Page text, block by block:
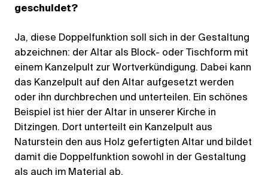
geschuldet?
Ja, diese Doppelfunktion soll sich in der Gestaltung
abzeichnen: der Altar als Block- oder Tischform mit
einem Kanzelpult zur Wortverkündigung. Dabei kann
das Kanzelpult auf den Altar aufgesetzt werden
oder ihn durchbrechen und unterteilen. Ein schönes
Beispiel ist hier der Altar in unserer Kirche in
Ditzingen. Dort unterteilt ein Kanzelpult aus
Naturstein den aus Holz gefertigten Altar und bildet
damit die Doppelfunktion sowohl in der Gestaltung
als auch im Material ab.